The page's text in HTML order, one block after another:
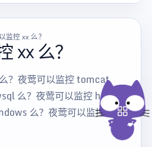
监控 xx 么？
xx 么？
？夜莺可以监控 tomcat
么？夜莺可以监控 hadoop
么？夜莺可以监控网络